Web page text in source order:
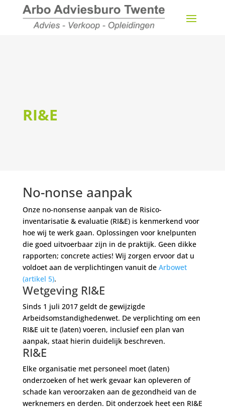
RI&E
No-nonse aanpak
Onze no-nonsense aanpak van de Risico-
inventarisatie & evaluatie (RI&E) is kenmerkend voor
hoe wij te werk gaan. Oplossingen voor knelpunten
die goed uitvoerbaar zijn in de praktijk. Geen dikke
rapporten; concrete acties! Wij zorgen ervoor dat u
voldoet aan de verplichtingen vanuit de Arbowet
(artikel 5).
Wetgeving RI&E
Sinds 1 juli 2017 geldt de gewijzigde
Arbeidsomstandighedenwet. De verplichting om een
RI&E uit te (laten) voeren, inclusief een plan van
aanpak, staat hierin duidelijk beschreven.
RI&E
Elke organisatie met personeel moet (laten)
onderzoeken of het werk gevaar kan opleveren of
schade kan veroorzaken aan de gezondheid van de
werknemers en derden. Dit onderzoek heet een RI&E